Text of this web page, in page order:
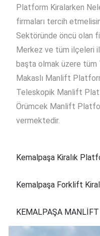
Platform Kiralarken
firmaları tercih
Sektöründe öncü olan
Merkez ve tüm ilçeleri
başta olmak üzere tüm
Makaslı Manlift
Teleskopik Manlift
Örümcek Manlift
vermektedir.
Kemalpaşa Kiralık
Kemalpaşa Forklift
KEMALPAŞA